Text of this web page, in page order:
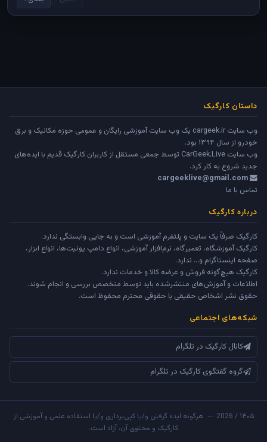
داستان کارگیک
وب سایت cargeek.ir یک وب سایت آموزشی رایگان و عمومی حوزه مکانیک و برق
خودرو از سال ۱۳۹۴ بود.
وب سایت CarGeek.Live توسط جمعی مستقل از کاربران کارگیک قدیم با ایده‌های
جدید شروع به کار کرد.
cargeeklive@gmail.com
تماس با ما
درباره کارگیک
کارگیک صرفاً یک سایت و پلتفرم آموزشی است و به جایی وابستگی ندارد.
کارگیک آموزشگاه، تعمیرگاه، نرم‌افزار آموزشی، انواع دامپ یونیت‌ها، انواع ابزار،
صفحه اینستاگرام و... ندارد.
کارگیک هیچ‌گونه فروش و عرضه کالا و خدمات ندارد.
اطلاعات و آموزش‌های منتشرشده باید توسط متخصص بررسی و انجام شوند.
حقوق نشر اشخاص حقیقی یا حقوقی محترم محفوظ است.
شبکه‌های اجتماعی
کانال کارگیک در تلگرام
گروه گفتگوی کارگیک در تلگرام
۱۴۰۵ / 2026 — هرگونه ایده گرفتن و/یا کپی‌برداری و/یا استفاده علمی و آموزشی از
کارگیک و محتوی آن، آزاد است.